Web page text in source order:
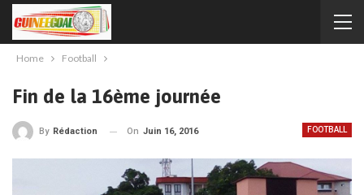
Home Football
Fin de la 16ème journée
FOOTBALL
By Rédaction On Juin 16, 2016